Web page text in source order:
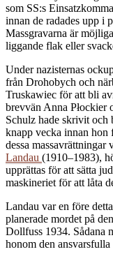
som SS:s
innan de radades upp i
Massgravarna är
liggande flak eller
Under nazisternas
från Drohobych och
Truskawiec för att bli
brevvän Anna Płockier
Schulz hade skrivit och
knapp vecka innan hon
dessa massavrättningar
Landau (1910–1983),
upprättas för att sätta
maskineriet för att låta
Landau var en före
planerade mordet på
Dollfuss 1934. Sådana
honom den